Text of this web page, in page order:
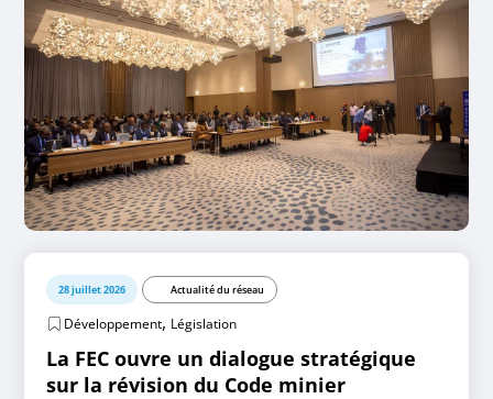
28 juillet 2026 Actualité du réseau
Développement, Législation
La FEC ouvre un dialogue stratégique
sur la révision du Code minier